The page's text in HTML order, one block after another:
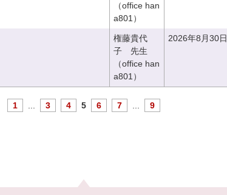
（office han
a801）
権藤貴代
子 先生
（office han
a801）
2026年8月30日
1 3 4 5 6 7 9